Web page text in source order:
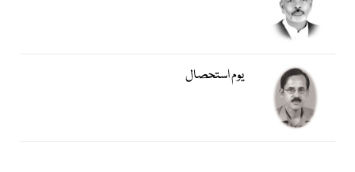
یوم استحصال